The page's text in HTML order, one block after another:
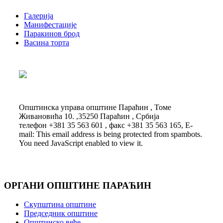
Галерија
Манифестације
Паракинов брод
Васина торта
Општинска управа општине Параћин , Томе
Живановића 10. ,35250 Параћин , Србија
телефон +381 35 563 601 , факс +381 35 563 165, E-
mail: This email address is being protected from spambots.
You need JavaScript enabled to view it.
ОРГАНИ ОПШТИНЕ ПАРАЋИН
Скупштина општине
Председник општине